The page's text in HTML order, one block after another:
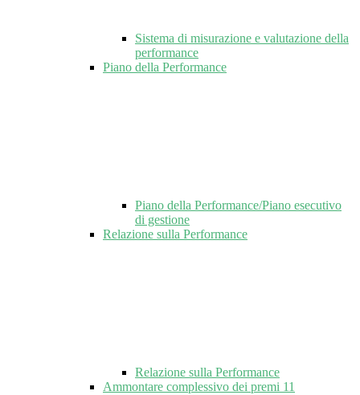
Sistema di misurazione e valutazione della
performance
Piano della Performance
Piano della Performance/Piano esecutivo
di gestione
Relazione sulla Performance
Relazione sulla Performance
Ammontare complessivo dei premi 11